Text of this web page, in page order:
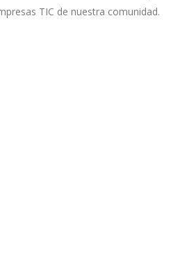
TIC de nuestra comunidad.